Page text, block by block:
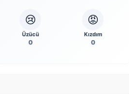
😢
Üzücü
0
😡
Kızdım
0